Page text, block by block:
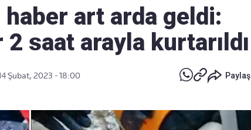
art arda geldi:
saat arayla kurtarıldı
Şubat, 2023 - 18:00 Paylaş